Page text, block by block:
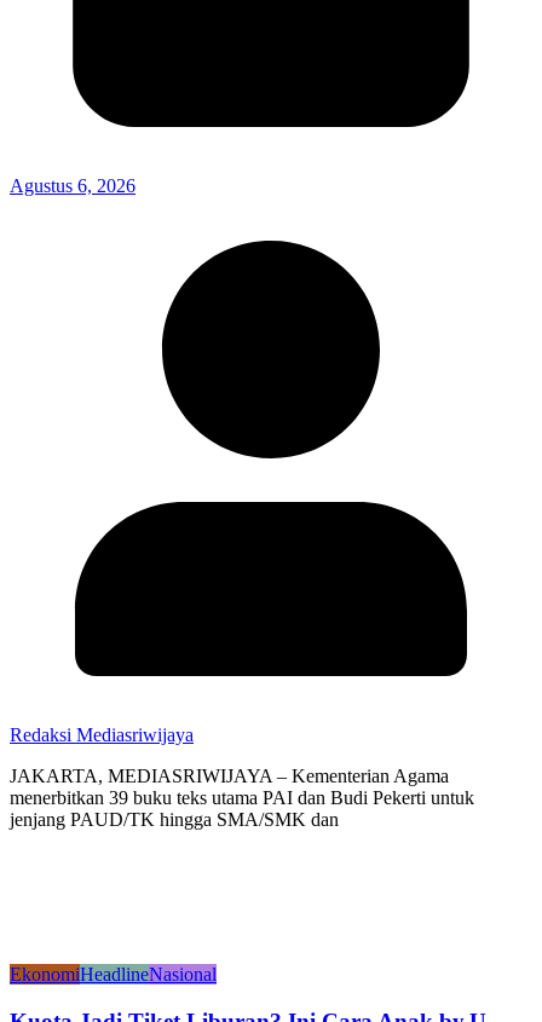
Agustus 6, 2026
Redaksi Mediasriwijaya
JAKARTA, MEDIASRIWIJAYA – Kementerian Agama
menerbitkan 39 buku teks utama PAI dan Budi Pekerti untuk
jenjang PAUD/TK hingga SMA/SMK dan
EkonomiHeadlineNasional